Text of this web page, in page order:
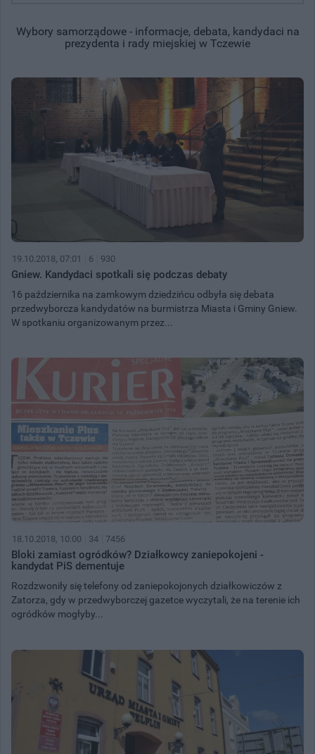
Wybory samorządowe - informacje, debata, kandydaci na
prezydenta i rady miejskiej w Tczewie
19.10.2018, 07:01 6 930
Gniew. Kandydaci spotkali się podczas debaty
16 października na zamkowym dziedzińcu odbyła się debata
przedwyborcza kandydatów na burmistrza Miasta i Gminy Gniew.
W spotkaniu organizowanym przez...
18.10.2018, 10:00 34 7456
Bloki zamiast ogródków? Działkowcy zaniepokojeni -
kandydat PiS dementuje
Rozdzwoniły się telefony od zaniepokojonych działkowiczów z
Zatorza, gdy w przedwyborczej gazetce wyczytali, że na terenie ich
ogródków mogłyby...